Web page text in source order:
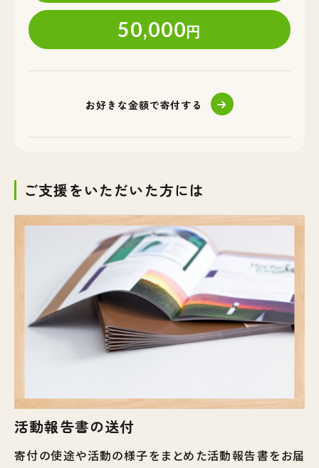
50,000 円
お好きな金額で寄付する
ご支援をいただいた方には
活動報告書の送付
寄付の使途や活動の様子をまとめた活動報告書をお届